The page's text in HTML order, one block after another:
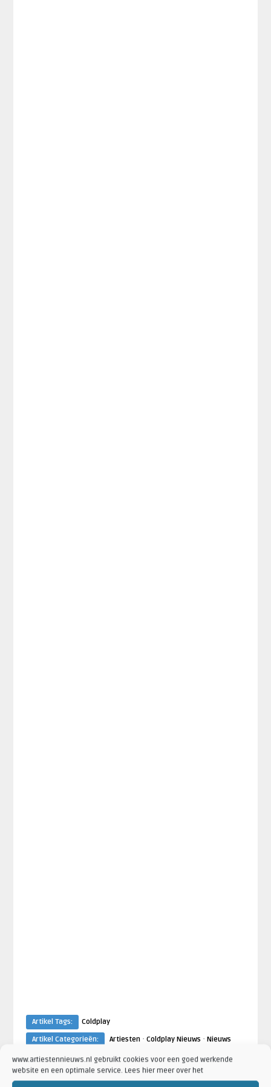
www.artiestennieuws.nl gebruikt cookies voor een goed werkende
website en een optimale service. Lees hier meer over het
Artikel Tags:
Coldplay
Artikel Categorieën:
Artiesten· Coldplay Nieuws · Nieuws